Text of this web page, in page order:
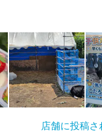
店舗に投稿さ